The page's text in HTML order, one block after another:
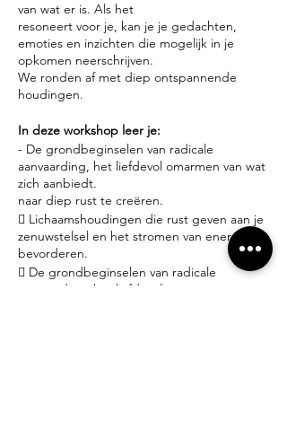
van wat er is. Als het
resoneert voor je, kan je je gedachten,
emoties en inzichten die mogelijk in je
opkomen neerschrijven.
We ronden af met diep ontspannende
houdingen.
In deze workshop leer je:
- De grondbeginselen van radicale
aanvaarding, het liefdevol omarmen van wat
zich aanbiedt.
naar diep rust te creëren.
 Lichaamshoudingen die rust geven aan je
zenuwstelsel en het stromen van energie
bevorderen.
 De grondbeginselen van radicale
aanvaarding, het liefdevol omarmen van wat